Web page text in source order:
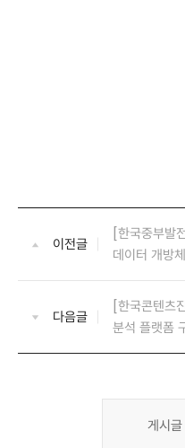
이전글
[한국중부발
데이터 개방
다음글
[한국콘텐츠
분석 플랫폼
게시